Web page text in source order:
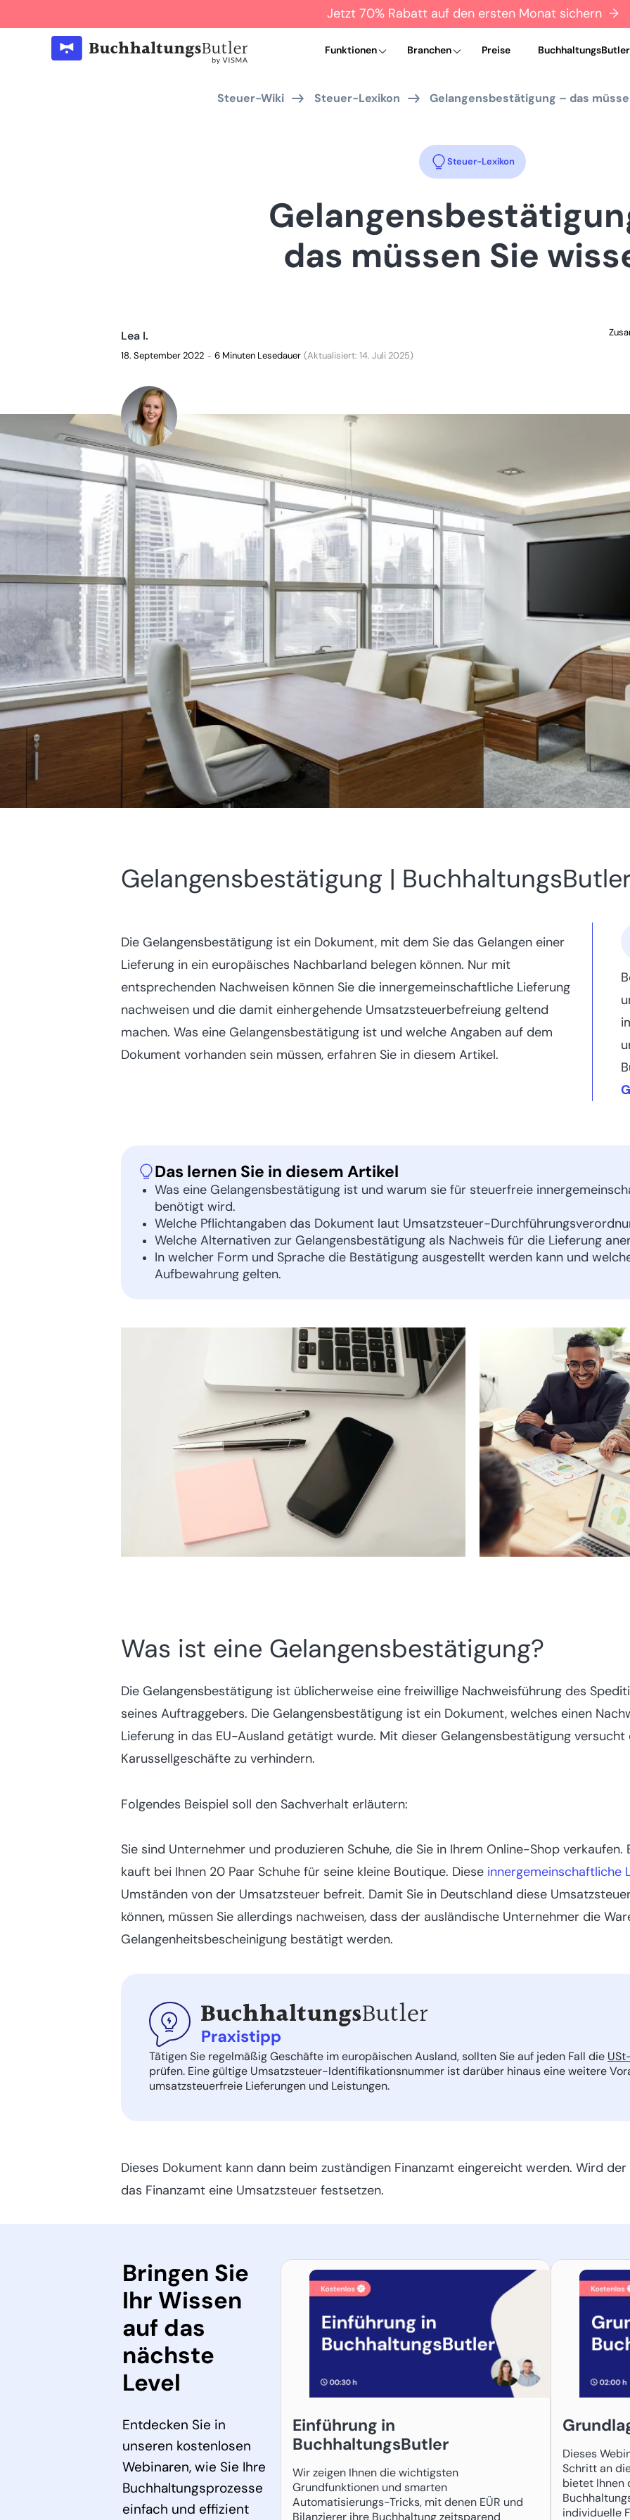
Jetzt 70% Rabatt auf den ersten Monat sichern →
Funktionen Branchen Preise
Steuer-Wiki Steuer-Lexikon Gelangensbestätigung – das
Steuer-Lexikon
das müssen Sie
Lea I.
18. September 2022 – 6 Minuten Lesedauer (Aktualisiert: 14. Juli 2025)
Gelangensbestätigung |
Die Gelangensbestätigung ist ein Dokument, mit dem Sie das Gelangen einer
Lieferung in ein europäisches Nachbarland belegen können. Nur mit
entsprechenden Nachweisen können Sie die innergemeinschaftliche Lieferung
nachweisen und die damit einhergehende Umsatzsteuerbefreiung geltend
machen. Was eine Gelangensbestätigung ist und welche Angaben auf dem
Dokument vorhanden sein müssen, erfahren Sie in diesem Artikel.
Das lernen Sie in diesem Artikel
Was eine Gelangensbestätigung ist und warum sie für steuerfreie
benötigt wird.
Welche Pflichtangaben das Dokument laut Umsatzsteuer-
Welche Alternativen zur Gelangensbestätigung als Nachweis für die Lieferung
In welcher Form und Sprache die Bestätigung ausgestellt werden kann und
Aufbewahrung gelten.
Was ist eine Gelangensbestätigung?
Die Gelangensbestätigung ist üblicherweise eine freiwillige Nachweisführung des
seines Auftraggebers. Die Gelangensbestätigung ist ein Dokument, welches einen
Lieferung in das EU-Ausland getätigt wurde. Mit dieser Gelangensbestätigung
Karussellgeschäfte zu verhindern.
Folgendes Beispiel soll den Sachverhalt erläutern:
Sie sind Unternehmer und produzieren Schuhe, die Sie in Ihrem Online-Shop
kauft bei Ihnen 20 Paar Schuhe für seine kleine Boutique. Diese innergemeinschaftliche
Umständen von der Umsatzsteuer befreit. Damit Sie in Deutschland diese
können, müssen Sie allerdings nachweisen, dass der ausländische Unternehmer die
Gelangenheitsbescheinigung bestätigt werden.
Tätigen Sie regelmäßig Geschäfte im europäischen Ausland, sollten Sie auf jeden Fall die
prüfen. Eine gültige Umsatzsteuer-Identifikationsnummer ist darüber hinaus eine weitere
umsatzsteuerfreie Lieferungen und Leistungen.
Dieses Dokument kann dann beim zuständigen Finanzamt eingereicht werden. Wird
das Finanzamt eine Umsatzsteuer festsetzen.
Bringen Sie
Ihr Wissen
auf das
nächste
Level
Entdecken Sie in
unseren kostenlosen
Webinaren, wie Sie Ihre
Buchhaltungsprozesse
einfach und effizient
Einführung in
BuchhaltungsButler
Wir zeigen Ihnen die wichtigsten
Grundfunktionen und smarten
Automatisierungs-Tricks, mit denen EÜR und
Bilanzierer ihre Buchhaltung zeitsparend
Dieses
Schritt an
bietet Ihnen
individuelle